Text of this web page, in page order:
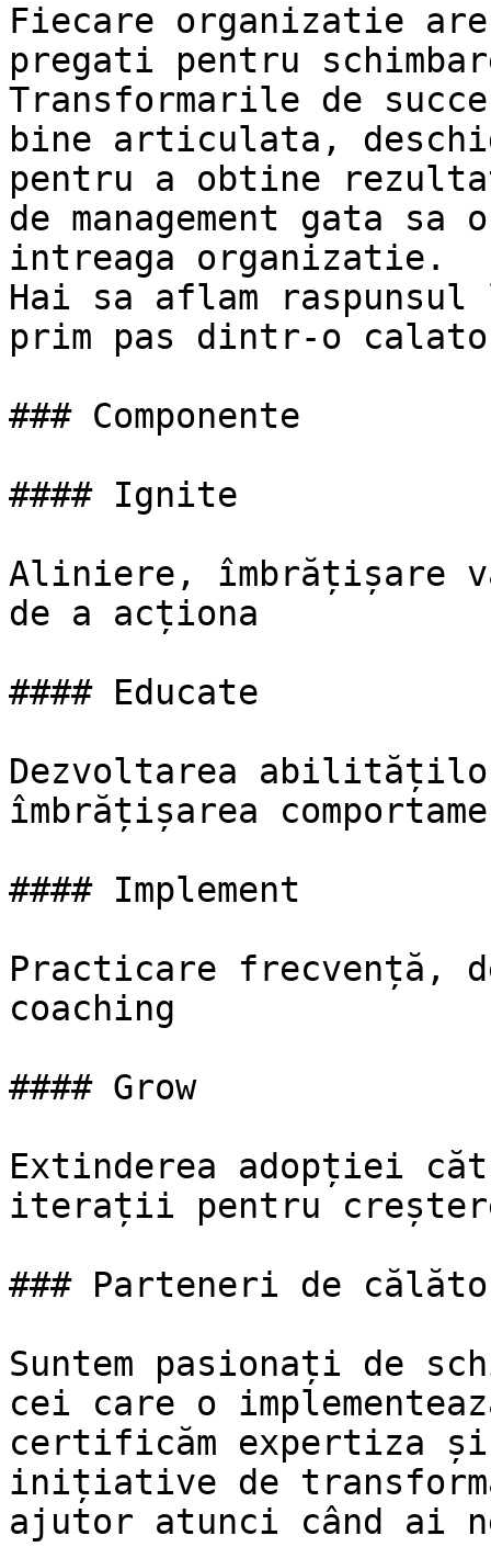
Fiecare organizatie
pregati pentru
Transformarile de
bine articulata,
pentru a obtine
de management gata sa
intreaga organizatie.
Hai sa aflam
prim pas dintr-o
### Componente
#### Ignite
Aliniere, îmbrățișare
de a acționa
#### Educate
Dezvoltarea
îmbrățișarea
#### Implement
Practicare frecvență,
coaching
#### Grow
Extinderea adopției
iterații pentru
### Parteneri de
Suntem pasionați de
cei care o
certificăm expertiza și
inițiative de
ajutor atunci când ai